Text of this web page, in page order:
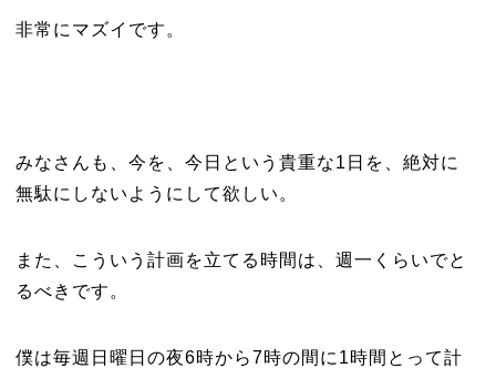
非常にマズイです。
みなさんも、今を、今日という貴重な1日を、絶対に
無駄にしないようにして欲しい。
また、こういう計画を立てる時間は、週一くらいでと
るべきです。
僕は毎週日曜日の夜6時から7時の間に1時間とって計